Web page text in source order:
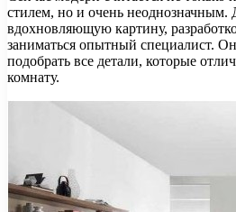
стилем, но и очень неоднозначным.
вдохновляющую картину,
заниматься опытный специалист.
подобрать все детали, которые
комнату.